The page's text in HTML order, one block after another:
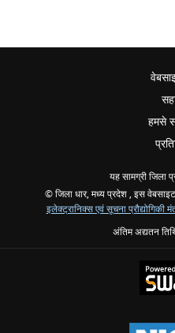
हमसे
यह सामग्री जिला
© जिला धार, मध्य प्रदेश , इस वेबसाइट
इलेक्ट्रानिक्स एवं सूचना प्रौद्योगिकी
अंतिम अद्यतन